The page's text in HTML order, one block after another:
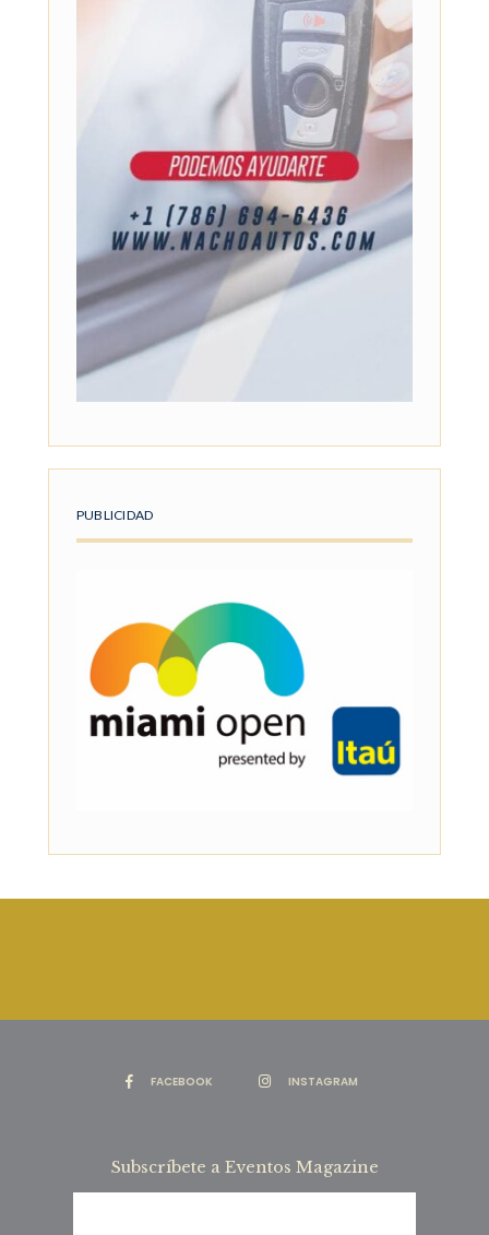
PUBLICIDAD
FACEBOOK INSTAGRAM
Subscríbete a Eventos Magazine